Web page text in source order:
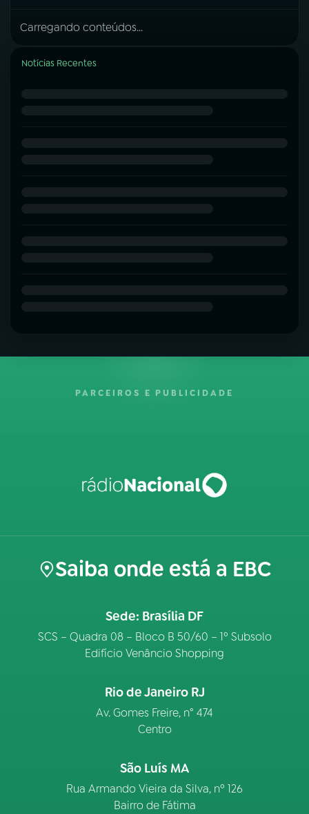
Carregando conteúdos...
Notícias Recentes
PARCEIROS E PUBLICIDADE
Saiba onde está a EBC
Sede: Brasília DF
SCS – Quadra 08 – Bloco B 50/60 – 1º Subsolo
Edifício Venâncio Shopping
Rio de Janeiro RJ
Av. Gomes Freire, n° 474
Centro
São Luís MA
Rua Armando Vieira da Silva, nº 126
Bairro de Fátima